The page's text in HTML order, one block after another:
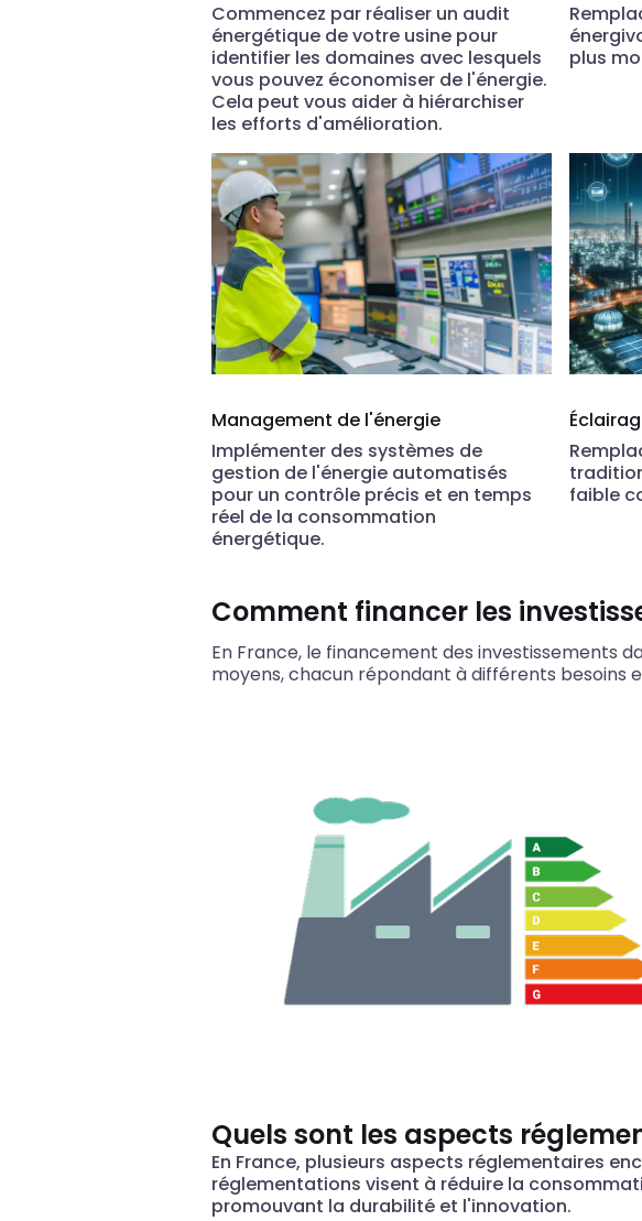
Commencez par réaliser un audit
énergétique de votre usine pour
identifier les domaines avec lesquels
vous pouvez économiser de l'énergie.
Cela peut vous aider à hiérarchiser
les efforts d'amélioration.
plus
Management de l'énergie
Implémenter des systèmes de
gestion de l'énergie automatisés
pour un contrôle précis et en temps
réel de la consommation
énergétique.
faible
Comment financer les
En France, le financement des investissements
moyens, chacun répondant à différents besoins
Quels sont les aspects
En France, plusieurs aspects réglementaires
réglementations visent à réduire la
promouvant la durabilité et l'innovation.